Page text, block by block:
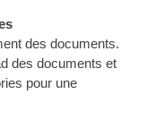
des documents.
des documents et
pour une